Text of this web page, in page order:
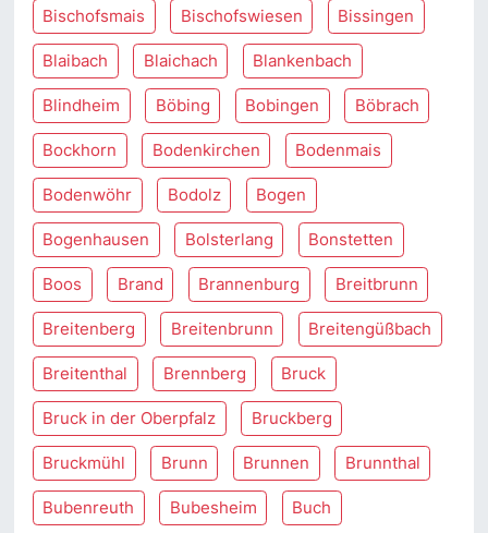
Bischofsmais Bischofswiesen Bissingen
Blaibach Blaichach Blankenbach
Blindheim Böbing Bobingen Böbrach
Bockhorn Bodenkirchen Bodenmais
Bodenwöhr Bodolz Bogen
Bogenhausen Bolsterlang Bonstetten
Boos Brand Brannenburg Breitbrunn
Breitenberg Breitenbrunn Breitengüßbach
Breitenthal Brennberg Bruck
Bruck in der Oberpfalz Bruckberg
Bruckmühl Brunn Brunnen Brunnthal
Bubenreuth Bubesheim Buch